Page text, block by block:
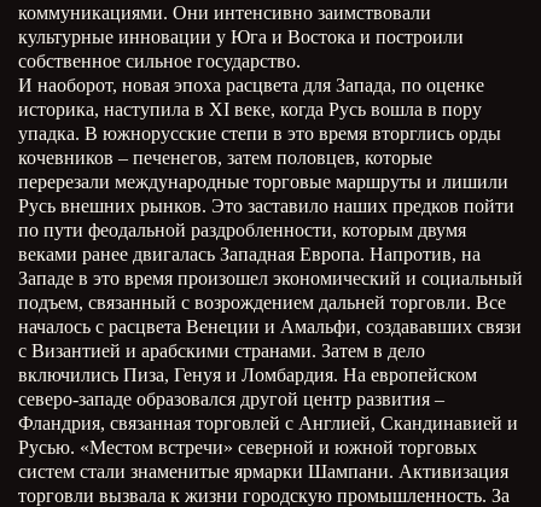
коммуникациями. Они интенсивно заимствовали
культурные инновации у Юга и Востока и построили
собственное сильное государство.
И наоборот, новая эпоха расцвета для Запада, по оценке
историка, наступила в XI веке, когда Русь вошла в пору
упадка. В южнорусские степи в это время вторглись орды
кочевников – печенегов, затем половцев, которые
перерезали международные торговые маршруты и лишили
Русь внешних рынков. Это заставило наших предков пойти
по пути феодальной раздробленности, которым двумя
веками ранее двигалась Западная Европа. Напротив, на
Западе в это время произошел экономический и социальный
подъем, связанный с возрождением дальней торговли. Все
началось с расцвета Венеции и Амальфи, создававших связи
с Византией и арабскими странами. Затем в дело
включились Пиза, Генуя и Ломбардия. На европейском
северо-западе образовался другой центр развития –
Фландрия, связанная торговлей с Англией, Скандинавией и
Русью. «Местом встречи» северной и южной торговых
систем стали знаменитые ярмарки Шампани. Активизация
торговли вызвала к жизни городскую промышленность. За